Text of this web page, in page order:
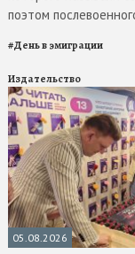
поэтом
#День в эмиграции
Издательство
05.08.2026